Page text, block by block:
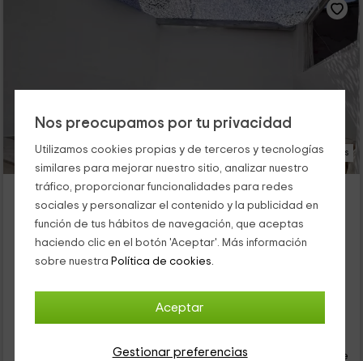
Nos preocupamos por tu privacidad
Utilizamos cookies propias y de terceros y tecnologías
similares para mejorar nuestro sitio, analizar nuestro
tráfico, proporcionar funcionalidades para redes
sociales y personalizar el contenido y la publicidad en
función de tus hábitos de navegación, que aceptas
haciendo clic en el botón 'Aceptar'. Más información
sobre nuestra Política de cookies.
Aceptar
Gestionar preferencias
22 Fotos
Tu Casita Rural
Alojamiento ubicado a 6.7km de Carabaña
Valdilecha, Madrid
2 opiniones
Reservado 6 veces
2 personas
1 baños
Cancelación 30 días antes
55
persona y noche